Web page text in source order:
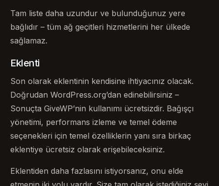
Tam liste daha uzundur ve bulunduğunuz yere
bağlıdır – tüm ağ geçitleri hizmetlerini her ülkede
sağlamaz.
Eklenti
Son olarak eklentinin kendisine ihtiyacınız olacak.
Doğrudan WordPress.org’dan edinebilirsiniz –
Sonuçta GiveWP’nin kullanımı ücretsizdir. Bağışçı
yönetimi, performans izleme ve temel ödeme
seçenekleri için temel özelliklerin yanı sıra birkaç
eklentiye ücretsiz olarak erişebileceksiniz.
Eklentiden daha fazlasını istiyorsanız, onu elde